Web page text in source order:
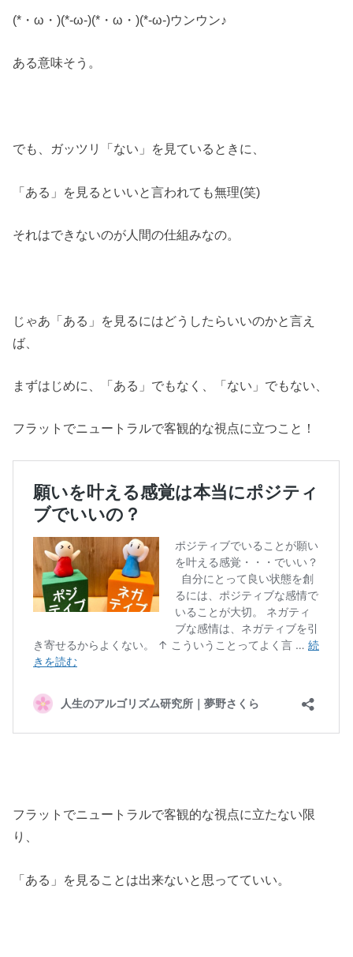
(*・ω・)(*-ω-)(*・ω・)(*-ω-)ウンウン♪
ある意味そう。
でも、ガッツリ「ない」を見ているときに、
「ある」を見るといいと言われても無理(笑)
それはできないのが人間の仕組みなの。
じゃあ「ある」を見るにはどうしたらいいのかと言え
ば、
まずはじめに、「ある」でもなく、「ない」でもない、
フラットでニュートラルで客観的な視点に立つこと！
フラットでニュートラルで客観的な視点に立たない限
り、
「ある」を見ることは出来ないと思ってていい。